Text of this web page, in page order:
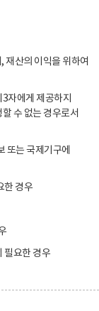
재산의 이익을 위하여
자에게 제공하지
수 없는 경우로서
또는 국제기구에
한 경우
필요한 경우